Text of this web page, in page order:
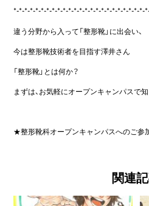
*-*-*-*-*-*-*-*-*-*-*-*-*-*-*-*-*-*-*-*-*-*-*-*-
違う分野から入って「整形靴」に出会い、
今は整形靴技術者を目指す澤井さん
「整形靴」とは何か？
まずは、お気軽にオープンキャンパスで
★整形靴科オープンキャンパスへのご参
関連